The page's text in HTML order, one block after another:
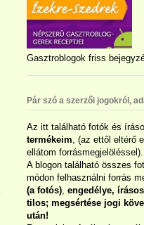
Gasztroblogok friss
Pár szó a szerzői jogokról,
Az itt található fotók és
termékeim , (az ettől eltérő
ellátom forrásmegjelöléssel).
A blogon található összes
módon felhasználni forrás
(a fotós) engedélye,
tilos; megsértése jogi
után!